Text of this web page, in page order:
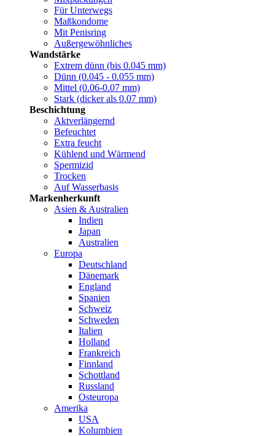
Für Unterwegs
Maßkondome
Mit Penisring
Außergewöhnliches
Wandstärke
Extrem dünn (bis 0.045 mm)
Dünn (0.045 - 0.055 mm)
Mittel (0.06-0.07 mm)
Stark (dicker als 0.07 mm)
Beschichtung
Aktverlängernd
Befeuchtet
Extra feucht
Kühlend und Wärmend
Spermizid
Trocken
Auf Wasserbasis
Markenherkunft
Asien & Australien
Indien
Japan
Australien
Europa
Deutschland
Dänemark
England
Spanien
Schweiz
Schweden
Italien
Holland
Frankreich
Finnland
Schottland
Russland
Osteuropa
Amerika
USA
Kolumbien